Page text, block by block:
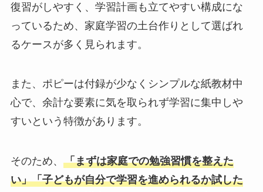
復習がしやすく、学習計画も立てやすい構成にな
っているため、家庭学習の土台作りとして選ばれ
るケースが多く見られます。
また、ポピーは付録が少なくシンプルな紙教材中
心で、余計な要素に気を取られず学習に集中しや
すいという特徴があります。
そのため、 「まずは家庭での勉強習慣を整えた
い」「子どもが自分で学習を進められるか試した